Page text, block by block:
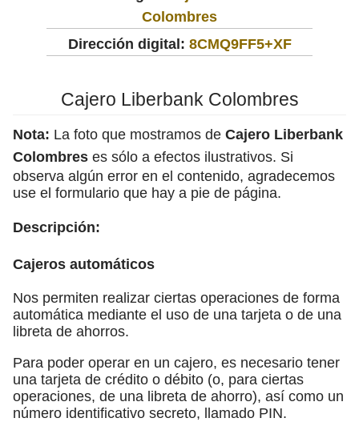
Colombres
Dirección digital: 8CMQ9FF5+XF
Cajero Liberbank Colombres
Nota: La foto que mostramos de Cajero Liberbank
Colombres es sólo a efectos ilustrativos. Si
observa algún error en el contenido, agradecemos
use el formulario que hay a pie de página.
Descripción:
Cajeros automáticos
Nos permiten realizar ciertas operaciones de forma
automática mediante el uso de una tarjeta o de una
libreta de ahorros.
Para poder operar en un cajero, es necesario tener
una tarjeta de crédito o débito (o, para ciertas
operaciones, de una libreta de ahorro), así como un
número identificativo secreto, llamado PIN.